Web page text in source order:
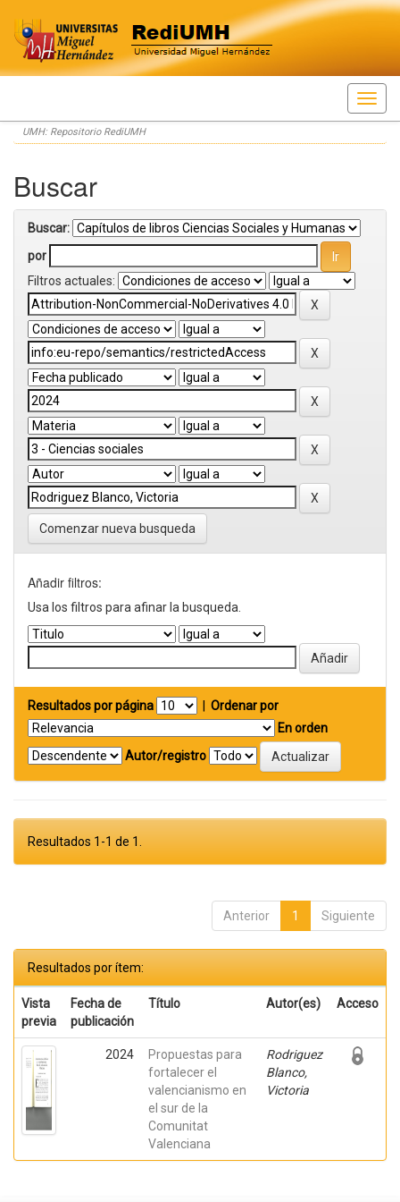
Skip
navigation
UMH: Repositorio RediUMH
Buscar
Buscar:
por
Filtros actuales:
Comenzar nueva busqueda
Añadir filtros:
Usa los filtros para afinar la busqueda.
Resultados por página
Ordenar por
En orden
Autor/registro
Resultados 1-1 de 1.
Anterior 1 Siguiente
Resultados por ítem:
Vista
previa
Fecha de
publicación
Título Autor(es) Acceso
2024
Propuestas para
fortalecer el
valencianismo en
el sur de la
Comunitat
Valenciana
Rodriguez
Blanco,
Victoria